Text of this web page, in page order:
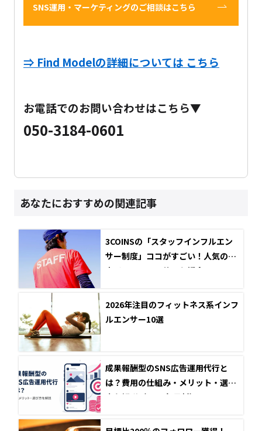
SNS運用・マーケティングのご相談はこちら
⇒ Find Modelの詳細については こちら
お電話でのお問い合わせはこちら▼
050-3184-0601
あなたにおすすめの関連記事
3COINSの「スタッフインフルエン
サー制度」ココがすごい！人気の社
内インフルエンサーも紹介！
2026年注目のフィットネス系インフ
ルエンサー10選
成果報酬型のSNS広告運用代行と
は？費用の仕組み・メリット・選び
方を解説（2026年最新）